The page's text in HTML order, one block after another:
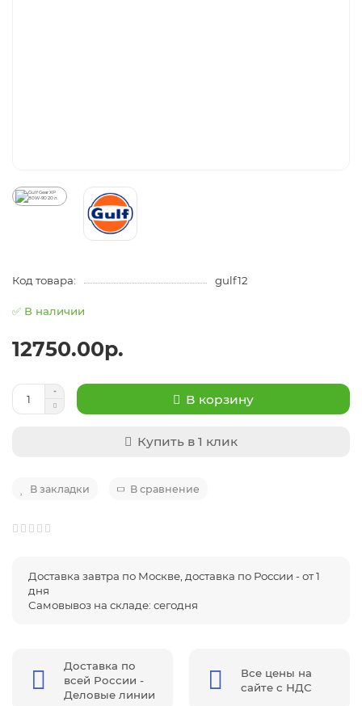
Код товара: gulf12
✅ В наличии
12750.00р.
В корзину
Купить в 1 клик
В закладки В сравнение
Доставка завтра по Москве, доставка по России - от 1
дня
Самовывоз на складе: сегодня
Доставка по
всей России -
Деловые линии
Все цены на
сайте с НДС